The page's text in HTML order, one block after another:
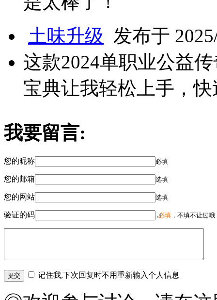
土味升级 发布于
这款2024单职业公益
宝典让我轻松上手，
我要留言:
您的昵称 必填
您的邮箱 选填
您的网站 选填
验证的码 必填 ，不填不让过
记住我,下次回复时不用重新输入个人信息